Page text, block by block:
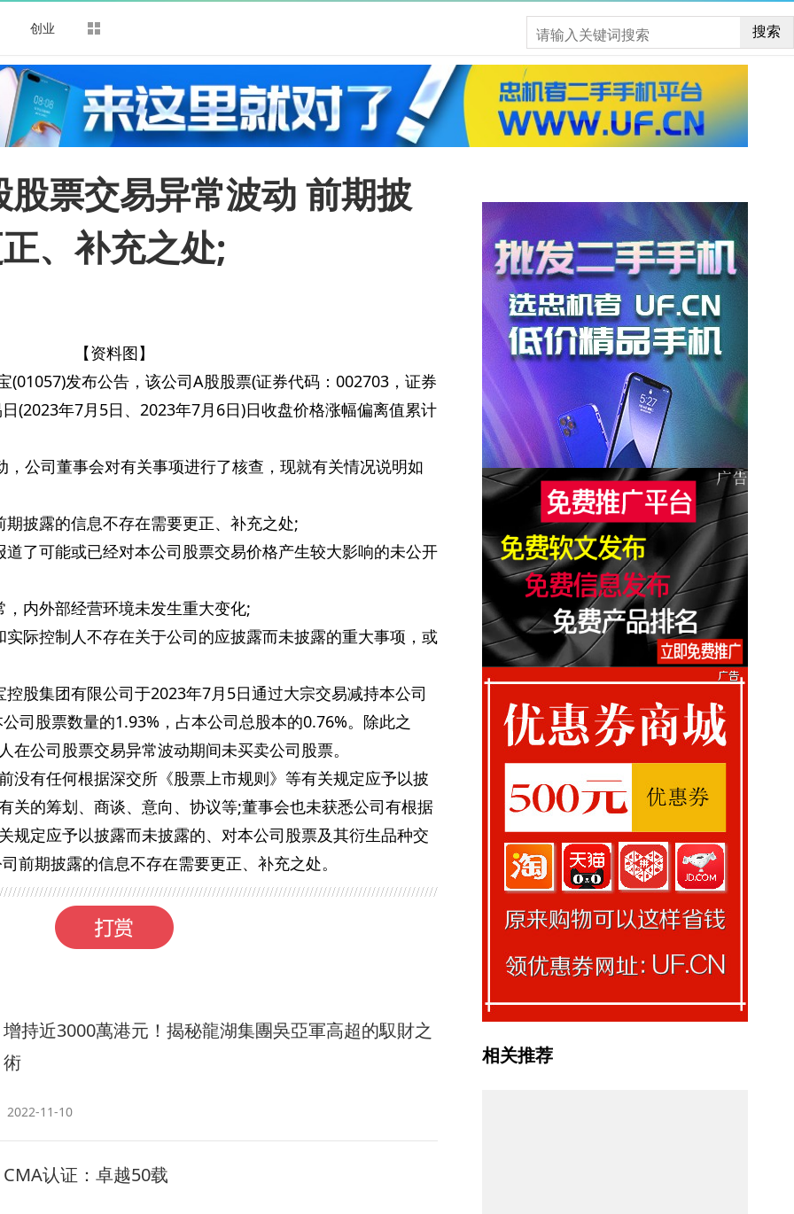
创业 搜索
票交易异常波动 前期披
、补充之处;
【资料图】
(01057)发布公告，该公司A股股票(证券代码：002703，证券
(2023年7月5日、2023年7月6日)日收盘价格涨幅偏离值累计
，公司董事会对有关事项进行了核查，现就有关情况说明如
披露的信息不存在需要更正、补充之处;
了可能或已经对本公司股票交易价格产生较大影响的未公开
内外部经营环境未发生重大变化;
际控制人不存在关于公司的应披露而未披露的重大事项，或
股集团有限公司于2023年7月5日通过大宗交易减持本公司
司股票数量的1.93%，占本公司总股本的0.76%。除此之
在公司股票交易异常波动期间未买卖公司股票。
没有任何根据深交所《股票上市规则》等有关规定应予以披
关的筹划、商谈、意向、协议等;董事会也未获悉公司有根据
规定应予以披露而未披露的、对本公司股票及其衍生品种交
前期披露的信息不存在需要更正、补充之处。
增持近3000萬港元！揭秘龍湖集團吳亞軍高超的馭財之
術
2022-11-10
CMA认证：卓越50载
相关推荐